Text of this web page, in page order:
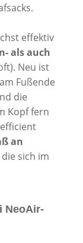
effektiv
als auch
Neu ist
Fußende
die
Kopf fern
an
sich im
NeoAir-